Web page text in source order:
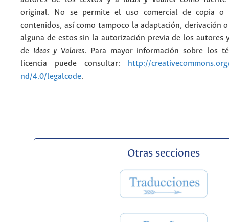
original. No se permite el uso comercial de copia o
contenidos, así como tampoco la adaptación, derivación
alguna de estos sin la autorización previa de los autores
de Ideas y Valores. Para mayor información sobre los
licencia puede consultar:
http://
nd/4.0/legalcode.
Otras secciones